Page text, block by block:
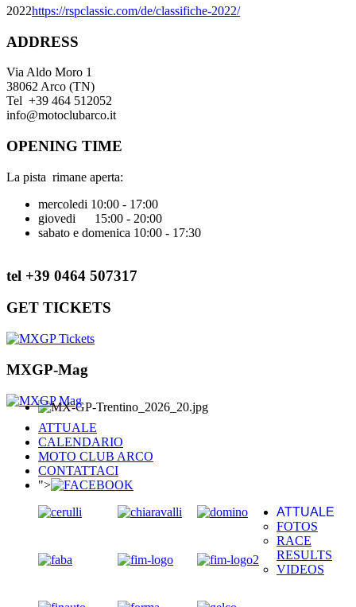
2022https://rspclassic.com/de/classifiche-2022/
ADDRESS
Via Aldo Moro 1
38062 Arco (TN)
Tel +39 464 512052
info@motoclubarco.it
OPENING TIME
La pista rimane aperta:
mercoledi 10:00 - 17:00
giovedi 15:00 - 20:00
sabato e domenica 10:00 - 17:30
tel +39 0464 507317
GET TICKETS
MXGP-Mag
ATTUALE
CALENDARIO
MOTO CLUB ARCO
CONTATTACI
">
ATTUALE
FOTOS
RACE
RESULTS
VIDEOS